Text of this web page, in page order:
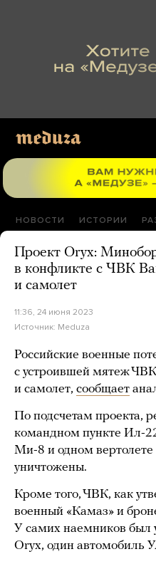
НОВОСТИ ИСТОРИИ
Проект Oryx:
в конфликте с ЧВК
и самолет
11:36, 24 июня 2023
Источник: Meduza
Российские военные
с устроившей мятеж
и самолет, сообщает
По подсчетам проекта,
командном пункте Ил-
Ми-8 и одном
уничтожены.
Кроме того, ЧВК, как
военный «Камаз» и
У самих наемников был
Oryx, один автомобиль